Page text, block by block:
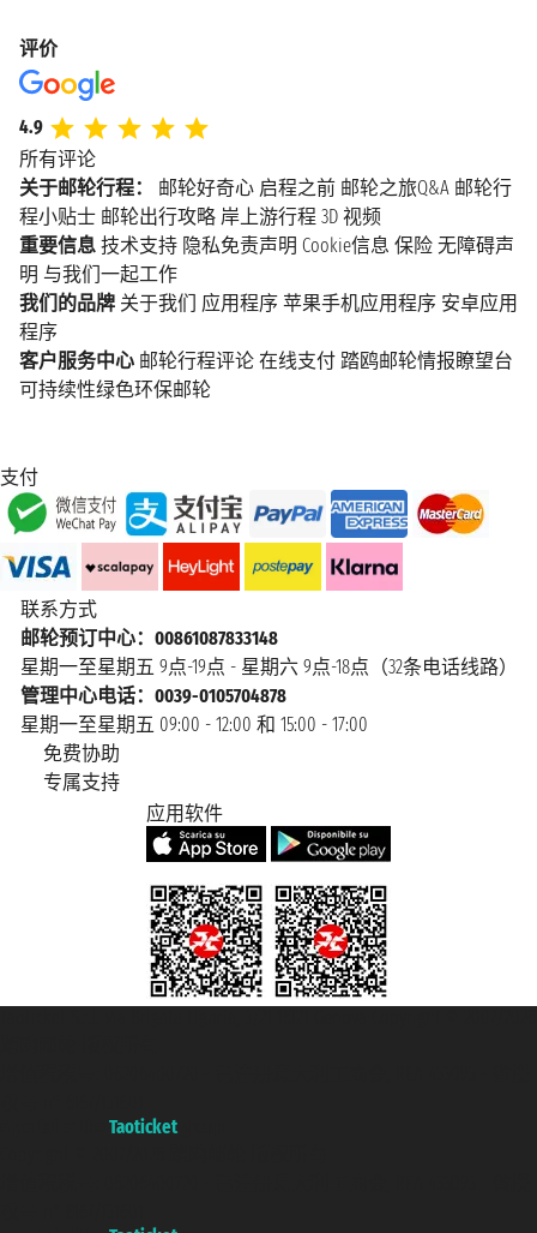
评价
4.9
所有评论
关于邮轮行程：
邮轮好奇心 启程之前 邮轮之旅Q&A 邮轮行
程小贴士 邮轮出行攻略 岸上游行程 3D 视频
重要信息 技术支持 隐私免责声明 Cookie信息 保险 无障碍声
明 与我们一起工作
我们的品牌 关于我们 应用程序 苹果手机应用程序 安卓应用
程序
客户服务中心 邮轮行程评论 在线支付 踏鸥邮轮情报瞭望台
可持续性绿色环保邮轮
支付
联系方式
邮轮预订中心：00861087833148
星期一至星期五 9点-19点 - 星期六 9点-18点（32条电话线路）
管理中心电话：0039-0105704878
星期一至星期五 09:00 - 12:00 和 15:00 - 17:00
免费协助
专属支持
应用软件
Taoticket